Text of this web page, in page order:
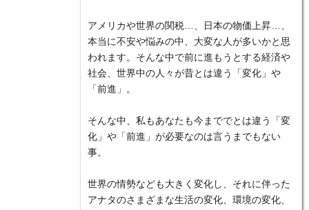
アメリカや世界の関税…、日本の物価上昇…、
本当に不安や悩みの中、大変な人が多いかと思
われます。そんな中で前に進もうとする経済や
社会、世界中の人々が昔とは違う「変化」や
「前進」。
そんな中、私もあなたも今まででとは違う「変
化」や「前進」が必要なのは言うまでもない
事。
世界の情勢なども大きく変化し、それに伴った
アナタのさまざまな生活の変化、環境の変化、